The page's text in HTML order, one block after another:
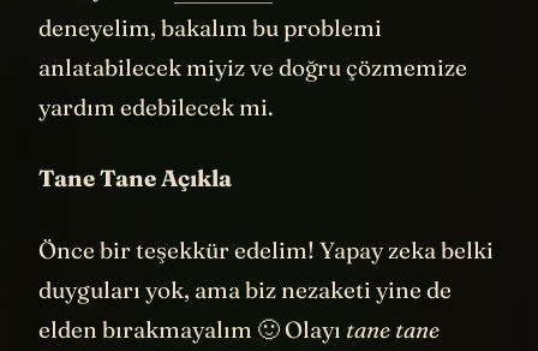
demiyorum,ChatGPT🙂 Hadi birlikte
deneyelim, bakalım bu problemi
anlatabilecek miyiz ve doğru çözmemize
Önce bir teşekkür edelim! Yapay zeka belki
duyguları yok, ama biz nezaketi yine de